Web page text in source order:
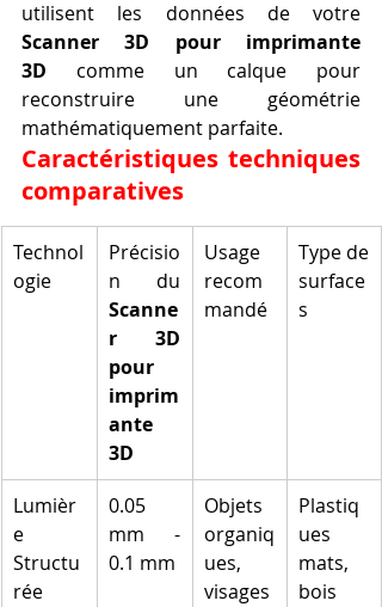
Scanner 3D pour imprimante
3D comme un calque pour
reconstruire une géométrie
mathématiquement parfaite.
Caractéristiques techniques
comparatives
Technol
ogie
Précisio
Scanne
r 3D
pour
imprim
ante
3D
Usage
recom
mandé
Type de
surface
s
Lumièr
e
Structu
rée
0.05
mm -
0.1 mm
Objets
organiq
ues,
visages
Plastiq
ues
mats,
bois